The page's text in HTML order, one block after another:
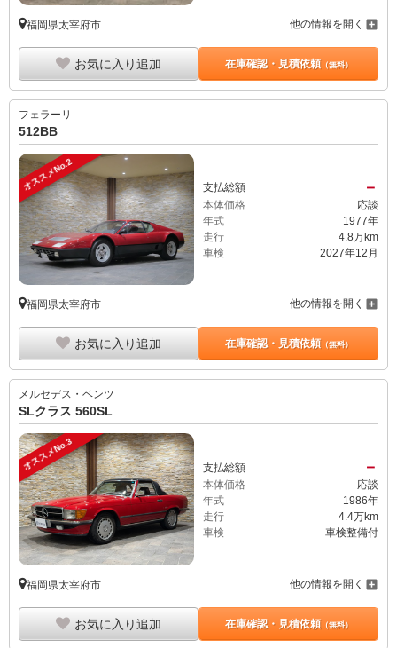
福岡県太宰府市 他の情報を開く
お気に入り追加 在庫確認・見積依頼（無料）
フェラーリ
512BB
オススメNo.2 支払総額 －
本体価格
応談
年式
1977年
走行
4.8万km
車検
2027年12月
福岡県太宰府市 他の情報を開く
お気に入り追加 在庫確認・見積依頼（無料）
メルセデス・ベンツ
SLクラス 560SL
オススメNo.3 支払総額 －
本体価格
応談
年式
1986年
走行
4.4万km
車検
車検整備付
福岡県太宰府市 他の情報を開く
お気に入り追加 在庫確認・見積依頼（無料）